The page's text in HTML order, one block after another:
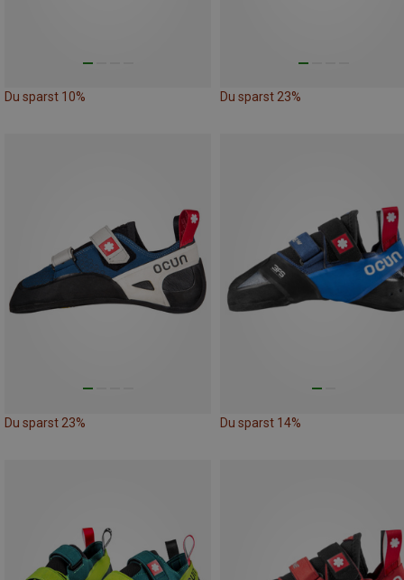
Du sparst 10% Du sparst 23%
Du sparst 23% Du sparst 14%